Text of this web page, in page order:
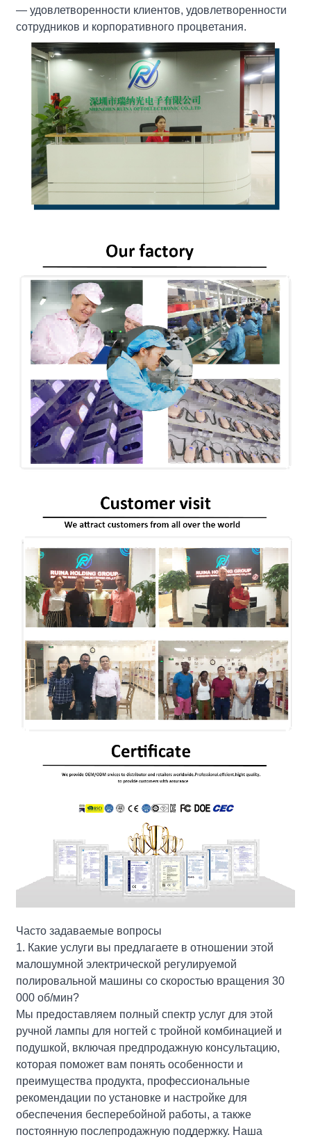
— удовлетворенности клиентов, удовлетворенности
сотрудников и корпоративного процветания.
Часто задаваемые вопросы
1. Какие услуги вы предлагаете в отношении этой
малошумной электрической регулируемой
полировальной машины со скоростью вращения 30
000 об/мин?
Мы предоставляем полный спектр услуг для этой
ручной лампы для ногтей с тройной комбинацией и
подушкой, включая предпродажную консультацию,
которая поможет вам понять особенности и
преимущества продукта, профессиональные
рекомендации по установке и настройке для
обеспечения бесперебойной работы, а также
постоянную послепродажную поддержку. Наша